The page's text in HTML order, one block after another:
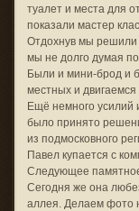
туалет и места для
показали мастер
Отдохнув мы решили
мы не долго думая
Были и мини-брод и
местных и двигаемся
Ещё немного усилий
было принято
из подмосковного
Павел купается с
Следующее
Сегодня же она
аллея. Делаем фото